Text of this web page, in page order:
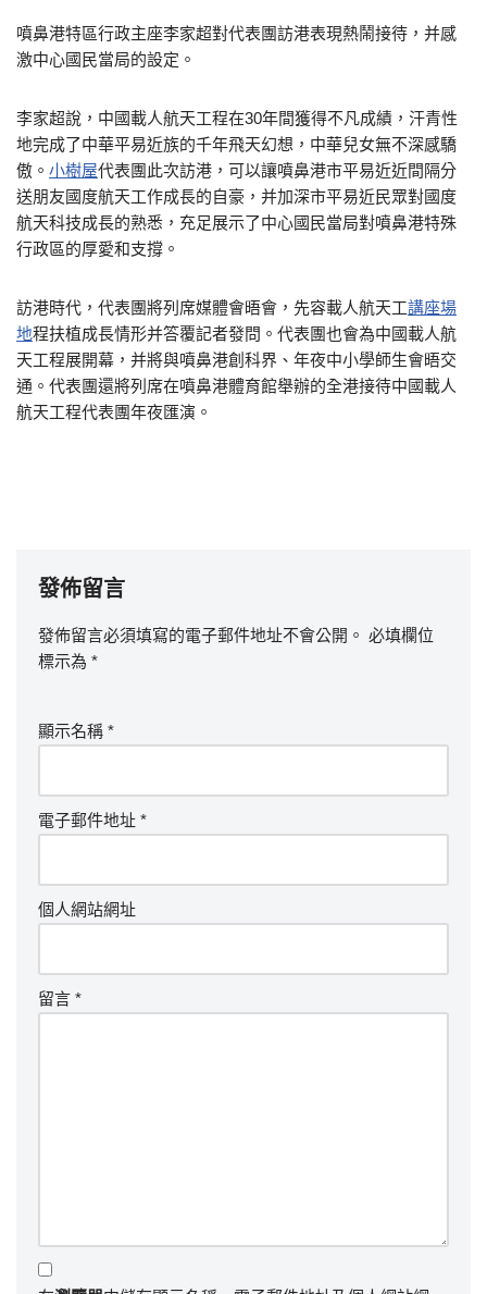
噴鼻港特區行政主座李家超對代表團訪港表現熱鬧接待，并感
激中心國民當局的設定。
李家超說，中國載人航天工程在30年間獲得不凡成績，汗青性
地完成了中華平易近族的千年飛天幻想，中華兒女無不深感驕
傲。 小樹屋代表團此次訪港，可以讓噴鼻港市平易近近間隔分
送朋友國度航天工作成長的自豪，并加深市平易近民眾對國度
航天科技成長的熟悉，充足展示了中心國民當局對噴鼻港特殊
行政區的厚愛和支撐。
訪港時代，代表團將列席媒體會晤會，先容載人航天工講座場
地程扶植成長情形并答覆記者發問。代表團也會為中國載人航
天工程展開幕，并將與噴鼻港創科界、年夜中小學師生會晤交
通。代表團還將列席在噴鼻港體育館舉辦的全港接待中國載人
航天工程代表團年夜匯演。
發佈留言
發佈留言必須填寫的電子郵件地址不會公開。 必填欄位
標示為 *
顯示名稱 *
電子郵件地址 *
個人網站網址
留言 *